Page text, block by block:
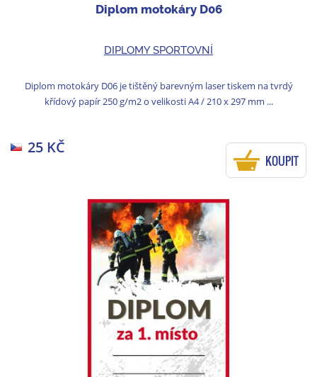
Diplom motokáry D06
DIPLOMY SPORTOVNÍ
Diplom motokáry D06 je tištěný barevným laser tiskem na tvrdý
křídový papír 250 g/m2 o velikosti A4 / 210 x 297 mm ...
25 KČ
KOUPIT